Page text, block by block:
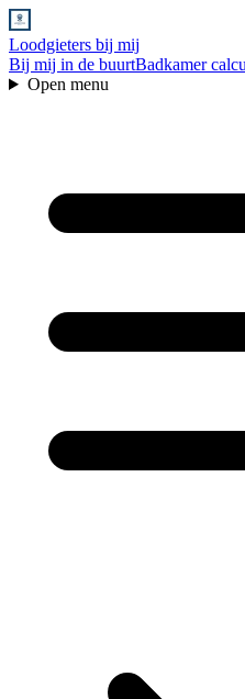
Loodgieters bij mij
Bij mij in de buurtBadkamer
Open menu